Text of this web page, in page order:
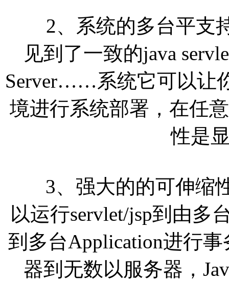
2、系统的多台平支持
见到了一致的java
Server……系统它可以让
境进行系统部署，在任
性是
3、强大的的可伸缩性
以运行servlet/jsp到由多
到多台Application进行
器到无数以服务器，